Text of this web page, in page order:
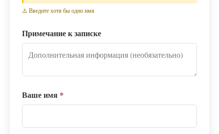
⚠️ Введите хотя бы одно имя
Примечание к записке
Ваше имя *